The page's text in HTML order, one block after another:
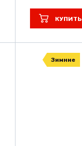
КУПИТЬ
Зимние